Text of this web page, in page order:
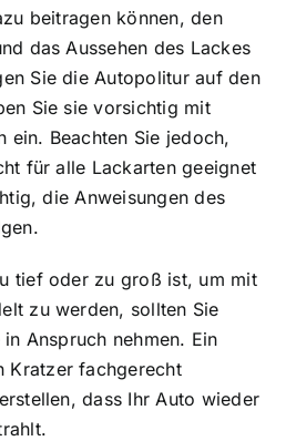
beitragen können, den
das Aussehen des Lackes
Sie die Autopolitur auf den
Sie sie vorsichtig mit
ein. Beachten Sie jedoch,
für alle Lackarten geeignet
die Anweisungen des
tief oder zu groß ist, um mit
zu werden, sollten Sie
Anspruch nehmen. Ein
Kratzer fachgerecht
dass Ihr Auto wieder